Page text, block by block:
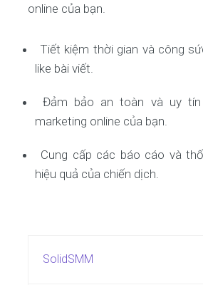
online của bạn.
Tiết kiệm thời gian và công
like bài viết.
Đảm bảo an toàn và uy
marketing online của bạn.
Cung cấp các báo cáo và
hiệu quả của chiến dịch.
SolidSMM